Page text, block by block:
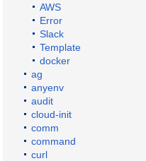
AWS
Error
Slack
Template
docker
ag
anyenv
audit
cloud-init
comm
command
curl